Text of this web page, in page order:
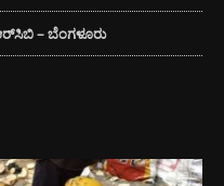
– ಬೆಂಗಳೂರು